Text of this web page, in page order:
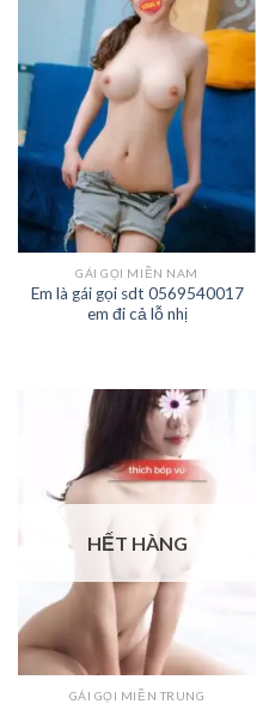
GÁI GỌI MIỀN NAM
Em là gái gọi sdt 0569540017
em đi cả lỗ nhị
HẾT HÀNG
GÁI GỌI MIỀN TRUNG